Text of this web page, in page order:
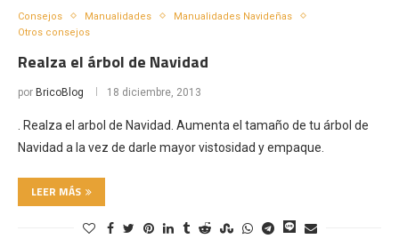
Consejos Manualidades
Manualidades Navideñas
Otros consejos
Realza el árbol de Navidad
por BricoBlog 18 diciembre, 2013
. Realza el arbol de Navidad. Aumenta el tamaño de tu árbol de
Navidad a la vez de darle mayor vistosidad y empaque.
LEER MÁS